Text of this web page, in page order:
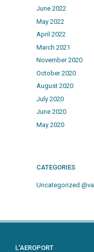
June 2022
May 2022
April 2022
March 2021
November 2020
October 2020
August 2020
July 2020
June 2020
May 2020
CATEGORIES
Uncategorized @va
L’AEROPORT